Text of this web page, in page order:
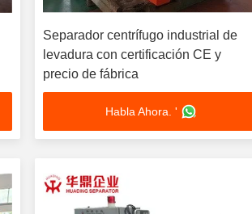
Separador centrífugo industrial de
levadura con certificación CE y
precio de fábrica
Habla Ahora. '